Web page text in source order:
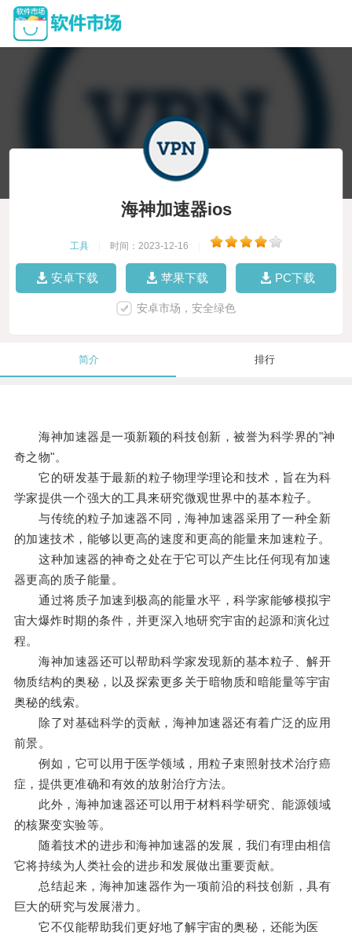
海神加速器ios
工具 时间：2023-12-16
安卓下载 苹果下载 PC下载
安卓市场，安全绿色
简介 排行
海神加速器是一项新颖的科技创新，被誉为科学界的"神
奇之物"。
它的研发基于最新的粒子物理学理论和技术，旨在为科
学家提供一个强大的工具来研究微观世界中的基本粒子。
与传统的粒子加速器不同，海神加速器采用了一种全新
的加速技术，能够以更高的速度和更高的能量来加速粒子。
这种加速器的神奇之处在于它可以产生比任何现有加速
器更高的质子能量。
通过将质子加速到极高的能量水平，科学家能够模拟宇
宙大爆炸时期的条件，并更深入地研究宇宙的起源和演化过
程。
海神加速器还可以帮助科学家发现新的基本粒子、解开
物质结构的奥秘，以及探索更多关于暗物质和暗能量等宇宙
奥秘的线索。
除了对基础科学的贡献，海神加速器还有着广泛的应用
前景。
例如，它可以用于医学领域，用粒子束照射技术治疗癌
症，提供更准确和有效的放射治疗方法。
此外，海神加速器还可以用于材料科学研究、能源领域
的核聚变实验等。
随着技术的进步和海神加速器的发展，我们有理由相信
它将持续为人类社会的进步和发展做出重要贡献。
总结起来，海神加速器作为一项前沿的科技创新，具有
巨大的研究与发展潜力。
它不仅能帮助我们更好地了解宇宙的奥秘，还能为医